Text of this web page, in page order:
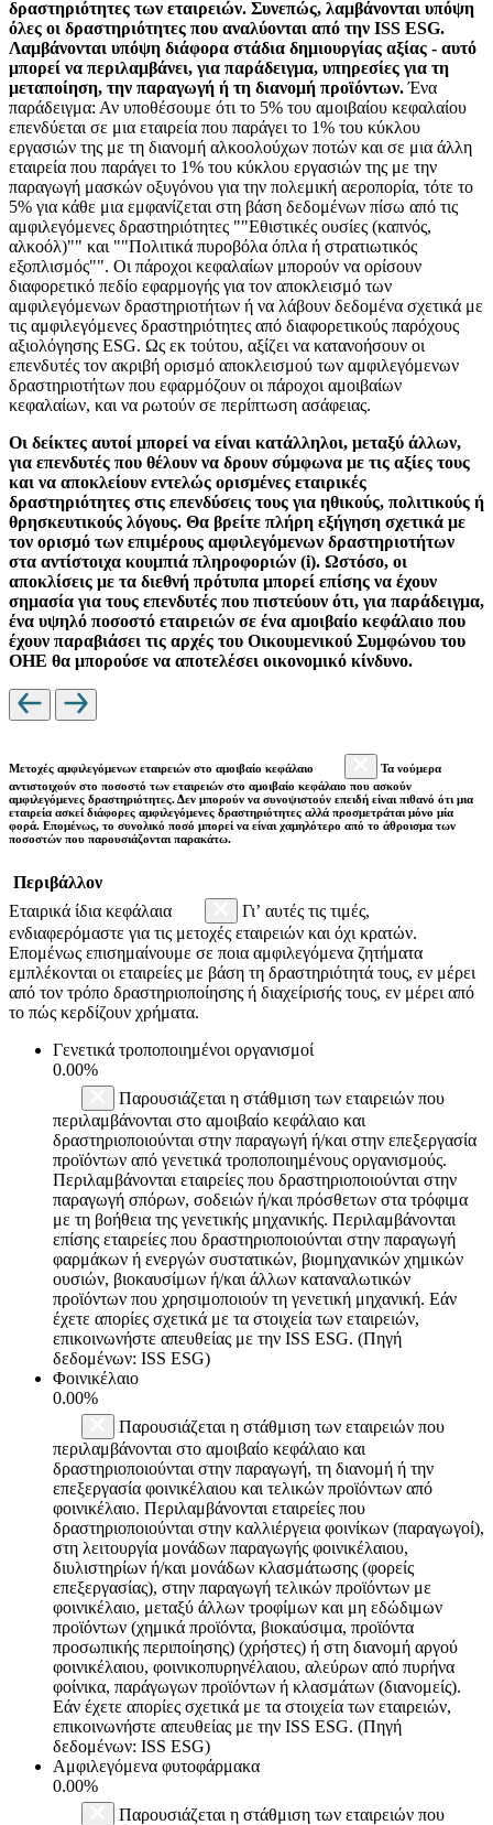
δραστηριότητες των εταιρειών. Συνεπώς, λαμβάνονται υπόψη
όλες οι δραστηριότητες που αναλύονται από την ISS ESG.
Λαμβάνονται υπόψη διάφορα στάδια δημιουργίας αξίας - αυτό
μπορεί να περιλαμβάνει, για παράδειγμα, υπηρεσίες για τη
μεταποίηση, την παραγωγή ή τη διανομή προϊόντων.Ένα
παράδειγμα: Αν υποθέσουμε ότι το 5% του αμοιβαίου κεφαλαίου
επενδύεται σε μια εταιρεία που παράγει το 1% του κύκλου
εργασιών της με τη διανομή αλκοολούχων ποτών και σε μια άλλη
εταιρεία που παράγει το 1% του κύκλου εργασιών της με την
παραγωγή μασκών οξυγόνου για την πολεμική αεροπορία, τότε το
5% για κάθε μια εμφανίζεται στη βάση δεδομένων πίσω από τις
αμφιλεγόμενες δραστηριότητες ""Εθιστικές ουσίες (καπνός,
αλκοόλ)"" και ""Πολιτικά πυροβόλα όπλα ή στρατιωτικός
εξοπλισμός"". Οι πάροχοι κεφαλαίων μπορούν να ορίσουν
διαφορετικό πεδίο εφαρμογής για τον αποκλεισμό των
αμφιλεγόμενων δραστηριοτήτων ή να λάβουν δεδομένα σχετικά με
τις αμφιλεγόμενες δραστηριότητες από διαφορετικούς παρόχους
αξιολόγησης ESG. Ως εκ τούτου, αξίζει να κατανοήσουν οι
επενδυτές τον ακριβή ορισμό αποκλεισμού των αμφιλεγόμενων
δραστηριοτήτων που εφαρμόζουν οι πάροχοι αμοιβαίων
κεφαλαίων, και να ρωτούν σε περίπτωση ασάφειας.
Οι δείκτες αυτοί μπορεί να είναι κατάλληλοι, μεταξύ άλλων,
για επενδυτές που θέλουν να δρουν σύμφωνα με τις αξίες τους
και να αποκλείουν εντελώς ορισμένες εταιρικές
δραστηριότητες στις επενδύσεις τους για ηθικούς, πολιτικούς ή
θρησκευτικούς λόγους. Θα βρείτε πλήρη εξήγηση σχετικά με
τον ορισμό των επιμέρους αμφιλεγόμενων δραστηριοτήτων
στα αντίστοιχα κουμπιά πληροφοριών (i). Ωστόσο, οι
αποκλίσεις με τα διεθνή πρότυπα μπορεί επίσης να έχουν
σημασία για τους επενδυτές που πιστεύουν ότι, για παράδειγμα,
ένα υψηλό ποσοστό εταιρειών σε ένα αμοιβαίο κεφάλαιο που
έχουν παραβιάσει τις αρχές του Οικουμενικού Συμφώνου του
ΟΗΕ θα μπορούσε να αποτελέσει οικονομικό κίνδυνο.
Μετοχές αμφιλεγόμενων εταιρειών στο αμοιβαίο κεφάλαιο
Τα νούμερα
αντιστοιχούν στο ποσοστό των εταιρειών στο αμοιβαίο κεφάλαιο που ασκούν
αμφιλεγόμενες δραστηριότητες. Δεν μπορούν να συνοψιστούν επειδή είναι πιθανό ότι μια
εταιρεία ασκεί διάφορες αμφιλεγόμενες δραστηριότητες αλλά προσμετράται μόνο μία
φορά. Επομένως, το συνολικό ποσό μπορεί να είναι χαμηλότερο από το άθροισμα των
ποσοστών που παρουσιάζονται παρακάτω.
Περιβάλλον
Εταιρικά ίδια κεφάλαια
Γι’ αυτές τις τιμές,
ενδιαφερόμαστε για τις μετοχές εταιρειών και όχι κρατών.
Επομένως επισημαίνουμε σε ποια αμφιλεγόμενα ζητήματα
εμπλέκονται οι εταιρείες με βάση τη δραστηριότητά τους, εν μέρει
από τον τρόπο δραστηριοποίησης ή διαχείρισής τους, εν μέρει από
το πώς κερδίζουν χρήματα.
Γενετικά τροποποιημένοι οργανισμοί
0.00%
Παρουσιάζεται η στάθμιση των εταιρειών που
περιλαμβάνονται στο αμοιβαίο κεφάλαιο και
δραστηριοποιούνται στην παραγωγή ή/και στην επεξεργασία
προϊόντων από γενετικά τροποποιημένους οργανισμούς.
Περιλαμβάνονται εταιρείες που δραστηριοποιούνται στην
παραγωγή σπόρων, σοδειών ή/και πρόσθετων στα τρόφιμα
με τη βοήθεια της γενετικής μηχανικής. Περιλαμβάνονται
επίσης εταιρείες που δραστηριοποιούνται στην παραγωγή
φαρμάκων ή ενεργών συστατικών, βιομηχανικών χημικών
ουσιών, βιοκαυσίμων ή/και άλλων καταναλωτικών
προϊόντων που χρησιμοποιούν τη γενετική μηχανική. Εάν
έχετε απορίες σχετικά με τα στοιχεία των εταιρειών,
επικοινωνήστε απευθείας με την ISS ESG. (Πηγή
δεδομένων: ISS ESG)
Φοινικέλαιο
0.00%
Παρουσιάζεται η στάθμιση των εταιρειών που
περιλαμβάνονται στο αμοιβαίο κεφάλαιο και
δραστηριοποιούνται στην παραγωγή, τη διανομή ή την
επεξεργασία φοινικέλαιου και τελικών προϊόντων από
φοινικέλαιο. Περιλαμβάνονται εταιρείες που
δραστηριοποιούνται στην καλλιέργεια φοινίκων (παραγωγοί),
στη λειτουργία μονάδων παραγωγής φοινικέλαιου,
διυλιστηρίων ή/και μονάδων κλασμάτωσης (φορείς
επεξεργασίας), στην παραγωγή τελικών προϊόντων με
φοινικέλαιο, μεταξύ άλλων τροφίμων και μη εδώδιμων
προϊόντων (χημικά προϊόντα, βιοκαύσιμα, προϊόντα
προσωπικής περιποίησης) (χρήστες) ή στη διανομή αργού
φοινικέλαιου, φοινικοπυρηνέλαιου, αλεύρων από πυρήνα
φοίνικα, παράγωγων προϊόντων ή κλασμάτων (διανομείς).
Εάν έχετε απορίες σχετικά με τα στοιχεία των εταιρειών,
επικοινωνήστε απευθείας με την ISS ESG. (Πηγή
δεδομένων: ISS ESG)
Αμφιλεγόμενα φυτοφάρμακα
0.00%
Παρουσιάζεται η στάθμιση των εταιρειών που